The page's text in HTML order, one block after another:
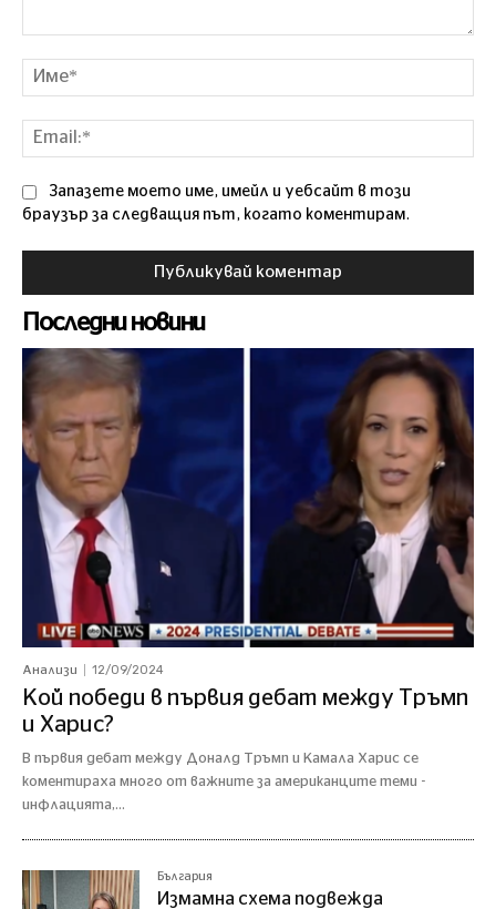
Запазете моето име, имейл и уебсайт в този
браузър за следващия път, когато коментирам.
Последни новини
Анализи 12/09/2024
Кой победи в първия дебат между Тръмп
и Харис?
В първия дебат между Доналд Тръмп и Камала Харис се
коментираха много от важните за американците теми -
инфлацията,...
България
Измамна схема подвежда